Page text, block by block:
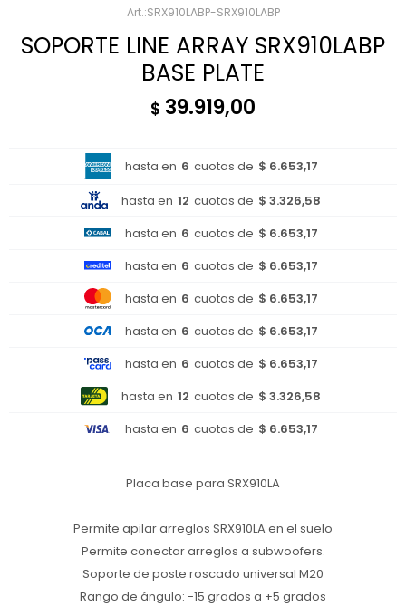
SRX910LABP-SRX910LABP
SOPORTE LINE ARRAY SRX910LABP
BASE PLATE
$ 39.919,00
hasta en 6 cuotas de $ 6.653,17
hasta en 12 cuotas de $ 3.326,58
hasta en 6 cuotas de $ 6.653,17
hasta en 6 cuotas de $ 6.653,17
hasta en 6 cuotas de $ 6.653,17
hasta en 6 cuotas de $ 6.653,17
hasta en 6 cuotas de $ 6.653,17
hasta en 12 cuotas de $ 3.326,58
hasta en 6 cuotas de $ 6.653,17
Placa base para SRX910LA
Permite apilar arreglos SRX910LA en el suelo
Permite conectar arreglos a subwoofers.
Soporte de poste roscado universal M20
Rango de ángulo: -15 grados a +5 grados